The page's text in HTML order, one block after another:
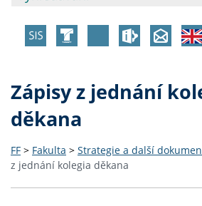
Zápisy z jednání
děkana
FF > Fakulta > Strategie a další
z jednání kolegia děkana